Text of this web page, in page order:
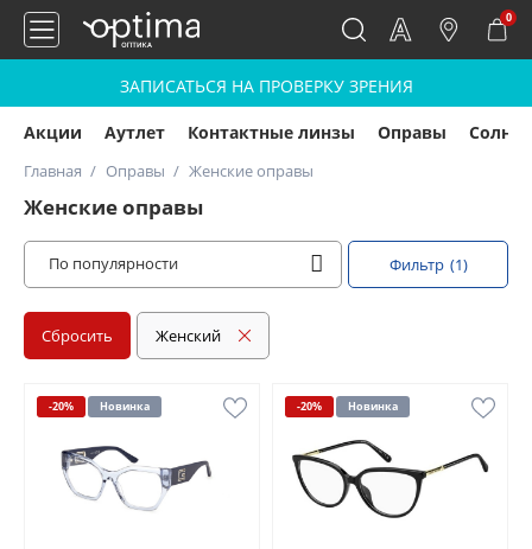
0
ЗАПИСАТЬСЯ НА ПРОВЕРКУ ЗРЕНИЯ
Акции Аутлет Контактные линзы Оправы
Главная Оправы Женские оправы
Женские оправы
По популярности Фильтр (1)
Сбросить Женский
-20% Новинка -20% Новинка